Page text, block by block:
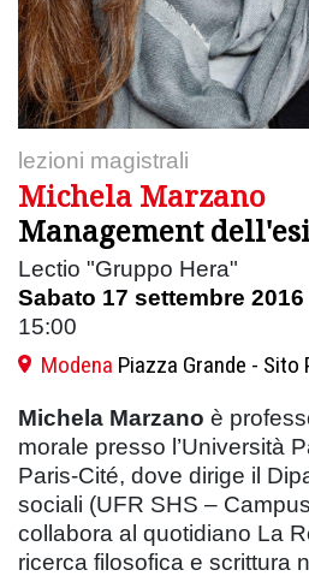
lezioni magistrali
Michela Marzano
Management
Lectio "Gruppo Hera"
Sabato 17 settembre 2016
15:00
Modena Piazza Grande -
Michela Marzano è
morale presso l’Università
Paris-Cité, dove dirige il
sociali (UFR SHS –
collabora al quotidiano La
ricerca filosofica e scrittura